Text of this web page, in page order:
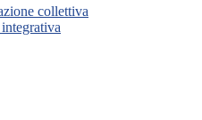
collettiva